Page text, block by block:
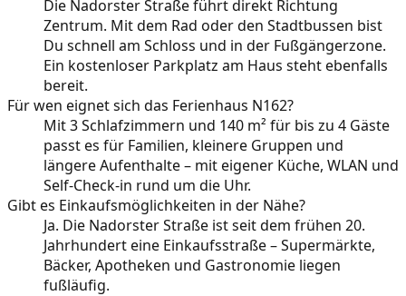
Die Nadorster Straße führt direkt Richtung
Zentrum. Mit dem Rad oder den Stadtbussen bist
Du schnell am Schloss und in der Fußgängerzone.
Ein kostenloser Parkplatz am Haus steht ebenfalls
bereit.
Für wen eignet sich das Ferienhaus N162?
Mit 3 Schlafzimmern und 140 m² für bis zu 4 Gäste
passt es für Familien, kleinere Gruppen und
längere Aufenthalte – mit eigener Küche, WLAN und
Self-Check-in rund um die Uhr.
Gibt es Einkaufsmöglichkeiten in der Nähe?
Ja. Die Nadorster Straße ist seit dem frühen 20.
Jahrhundert eine Einkaufsstraße – Supermärkte,
Bäcker, Apotheken und Gastronomie liegen
fußläufig.